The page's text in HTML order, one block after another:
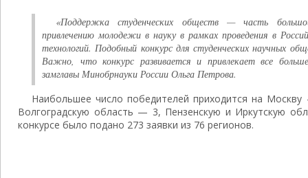
«Поддержка студенческих обществ — часть
привлечению молодежи в науку в рамках проведения в
технологий. Подобный конкурс для студенческих научных
Важно, что конкурс развивается и привлекает все
замглавы Минобрнауки России Ольга Петрова.
Наибольшее число победителей приходится на
Волгоградскую область — 3, Пензенскую и Иркутскую
конкурсе было подано 273 заявки из 76 регионов.